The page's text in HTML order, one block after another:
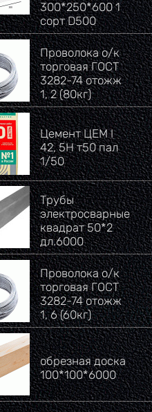
300*250*600 1
сорт D500
Проволока о/к
торговая ГОСТ
3282-74 отожж
1, 2 (80кг)
Цемент ЦЕМ I
42, 5Н т50 пал
1/50
Трубы
электросварные
квадрат 50*2
дл.6000
Проволока о/к
торговая ГОСТ
3282-74 отожж
1, 6 (60кг)
обрезная доска
100*100*6000